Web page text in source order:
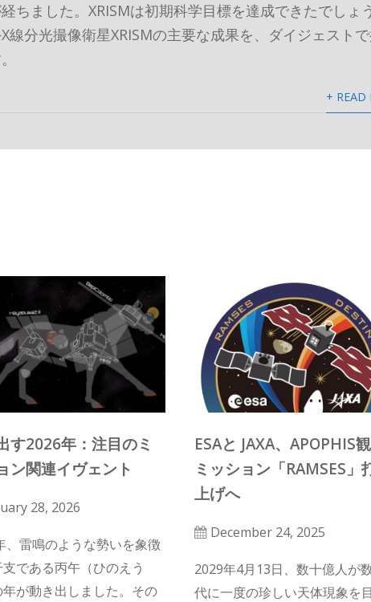
経ちました。XRISMは初期科学目標を達成できたでしょ
線分光撮像衛星XRISMの主要な成果を、ダイジェストで
+ READ
す2026年：注目のミ
ン関連イヴェント
28, 2026
、雷鳴のような勢いを象徴
である丙午（ひのえう
年が動き出しました。その
ESAと JAXA、APOPHIS
ミッション「RAMSES」
上げへ
December 24, 2025
2029年4月13日、数十億人が
代に一度の珍しい天体現象を